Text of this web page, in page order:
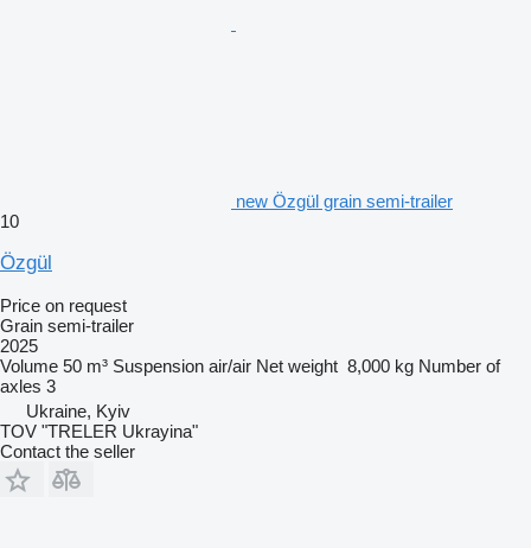
new Özgül grain semi-trailer
10
Özgül
Price on request
Grain semi-trailer
2025
Volume 50 m³ Suspension air/air Net weight 8,000 kg Number of
axles 3
Ukraine, Kyiv
TOV "TRELER Ukrayina"
Contact the seller